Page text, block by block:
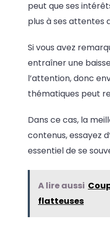
peut que ses
plus à ses attentes
Si vous avez
entraîner une
l’attention, donc
thématiques peut
Dans ce cas, la
contenus, essayez
essentiel de se
A lire aussi
flatteuses